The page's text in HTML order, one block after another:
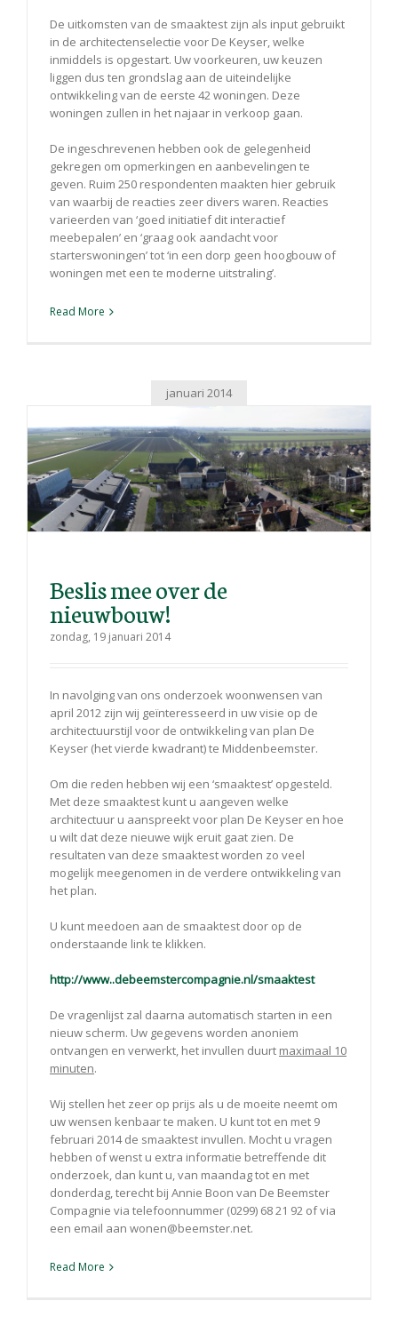
De uitkomsten van de smaaktest zijn als input gebruikt
in de architectenselectie voor De Keyser, welke
inmiddels is opgestart. Uw voorkeuren, uw keuzen
liggen dus ten grondslag aan de uiteindelijke
ontwikkeling van de eerste 42 woningen. Deze
woningen zullen in het najaar in verkoop gaan.
De ingeschrevenen hebben ook de gelegenheid
gekregen om opmerkingen en aanbevelingen te
geven. Ruim 250 respondenten maakten hier gebruik
van waarbij de reacties zeer divers waren. Reacties
varieerden van ‘goed initiatief dit interactief
meebepalen’ en ‘graag ook aandacht voor
starterswoningen’ tot ‘in een dorp geen hoogbouw of
woningen met een te moderne uitstraling’.
Read More
januari 2014
Beslis mee over de
nieuwbouw!
zondag, 19 januari 2014
In navolging van ons onderzoek woonwensen van
april 2012 zijn wij geïnteresseerd in uw visie op de
architectuurstijl voor de ontwikkeling van plan De
Keyser (het vierde kwadrant) te Middenbeemster.
Om die reden hebben wij een ‘smaaktest’ opgesteld.
Met deze smaaktest kunt u aangeven welke
architectuur u aanspreekt voor plan De Keyser en hoe
u wilt dat deze nieuwe wijk eruit gaat zien. De
resultaten van deze smaaktest worden zo veel
mogelijk meegenomen in de verdere ontwikkeling van
het plan.
U kunt meedoen aan de smaaktest door op de
onderstaande link te klikken.
http://www..debeemstercompagnie.nl/smaaktest
De vragenlijst zal daarna automatisch starten in een
nieuw scherm. Uw gegevens worden anoniem
ontvangen en verwerkt, het invullen duurt maximaal 10
minuten.
Wij stellen het zeer op prijs als u de moeite neemt om
uw wensen kenbaar te maken. U kunt tot en met 9
februari 2014 de smaaktest invullen. Mocht u vragen
hebben of wenst u extra informatie betreffende dit
onderzoek, dan kunt u, van maandag tot en met
donderdag, terecht bij Annie Boon van De Beemster
Compagnie via telefoonnummer (0299) 68 21 92 of via
een email aan wonen@beemster.net.
Read More